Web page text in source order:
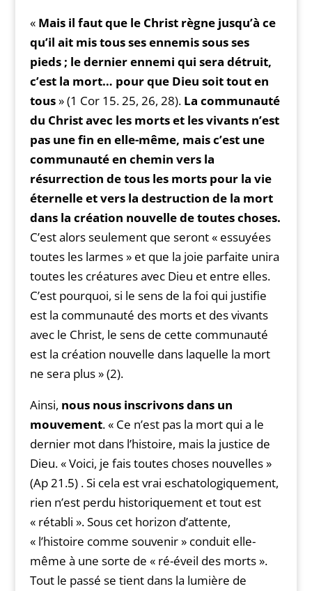
« Mais il faut que le Christ règne jusqu’à ce
qu’il ait mis tous ses ennemis sous ses
pieds ; le dernier ennemi qui sera détruit,
c’est la mort… pour que Dieu soit touten
tous» (1 Cor 15. 25, 26, 28). La communauté
du Christ avec les morts et les vivants n’est
pas une fin en elle-même, mais c’est une
communauté en chemin vers la
résurrection de tous les morts pour la vie
éternelle et vers la destruction de la mort
dans la création nouvellede toutes choses.
C’est alors seulement que seront « essuyées
toutes les larmes » et que la joie parfaite unira
toutes les créatures avec Dieu et entre elles.
C’est pourquoi, si le sens de la foi qui justifie
est la communauté des morts et des vivants
avec le Christ, le sens de cette communauté
est la création nouvelle dans laquelle la mort
ne sera plus » (2).
Ainsi, nous nous inscrivons dans un
mouvement. « Ce n’est pas la mort qui a le
dernier mot dans l’histoire, mais la justice de
Dieu. « Voici, je fais toutes choses nouvelles »
(Ap 21.5) . Si cela est vrai eschatologiquement,
rien n’est perdu historiquement et tout est
« rétabli ». Sous cet horizon d’attente,
« l’histoire comme souvenir » conduit elle-
même à une sorte de « ré-éveil des morts ».
Tout le passé se tient dans la lumière de